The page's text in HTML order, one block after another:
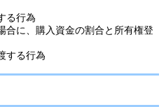
る行為
合に、購入資金の割合と所有権登
する行為